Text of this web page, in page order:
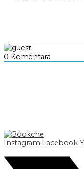
0 Komentara
Instagram Facebook